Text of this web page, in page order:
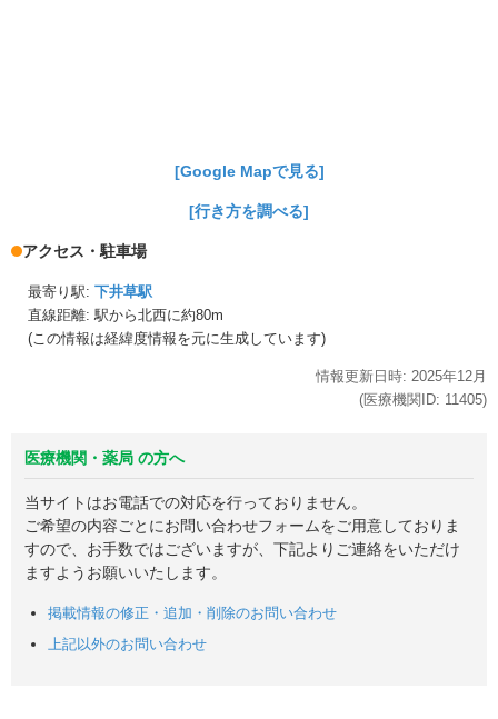
[Google Mapで見る]
[行き方を調べる]
アクセス・駐車場
最寄り駅: 下井草駅
直線距離: 駅から北西に約80m
(この情報は経緯度情報を元に生成しています)
情報更新日時: 2025年12月
(医療機関ID: 11405)
医療機関・薬局 の方へ
当サイトはお電話での対応を行っておりません。
ご希望の内容ごとにお問い合わせフォームをご用意しておりま
すので、お手数ではございますが、下記よりご連絡をいただけ
ますようお願いいたします。
掲載情報の修正・追加・削除のお問い合わせ
上記以外のお問い合わせ